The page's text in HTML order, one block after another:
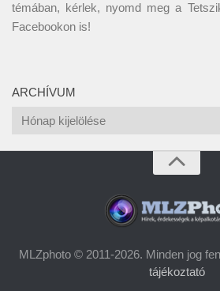
témában, kérlek, nyomd meg a
Facebookon is!
ARCHÍVUM
Archívum
MLZphoto © 2011-2026. Minden jog
tájékoztató